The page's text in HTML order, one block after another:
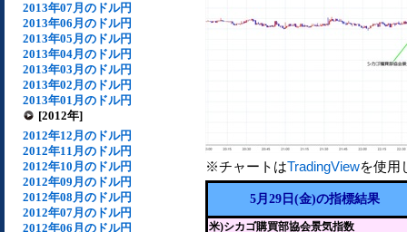
2013年07月のドル円
2013年06月のドル円
2013年05月のドル円
2013年04月のドル円
2013年03月のドル円
2013年02月のドル円
2013年01月のドル円
[2012年]
2012年12月のドル円
2012年11月のドル円
2012年10月のドル円
2012年09月のドル円
2012年08月のドル円
2012年07月のドル円
2012年06月のドル円
※チャートはTradingViewを使用
5月29日(金)の指標結果
米)シカゴ購買部協会景気指数